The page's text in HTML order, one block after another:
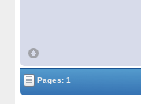
Pages: 1